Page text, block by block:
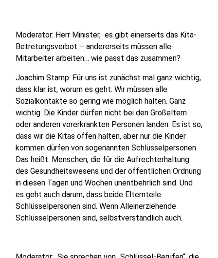
Moderator: Herr Minister, es gibt einerseits das Kita-
Betretungsverbot – andererseits müssen alle
Mitarbeiter arbeiten… wie passt das zusammen?
Joachim Stamp: Für uns ist zunächst mal ganz wichtig,
dass klar ist, worum es geht. Wir müssen alle
Sozialkontakte so gering wie möglich halten. Ganz
wichtig: Die Kinder dürfen nicht bei den Großeltern
oder anderen vorerkrankten Personen landen. Es ist so,
dass wir die Kitas offen halten, aber nur die Kinder
kommen dürfen von sogenannten Schlüsselpersonen.
Das heißt: Menschen, die für die Aufrechterhaltung
des Gesundheitswesens und der öffentlichen Ordnung
in diesen Tagen und Wochen unentbehrlich sind. Und
es geht auch darum, dass beide Elternteile
Schlüsselpersonen sind. Wenn Alleinerziehende
Schlüsselpersonen sind, selbstverständlich auch.